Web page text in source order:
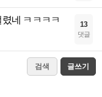
네 ㅋㅋㅋㅋ 13
댓글
검색 글쓰기